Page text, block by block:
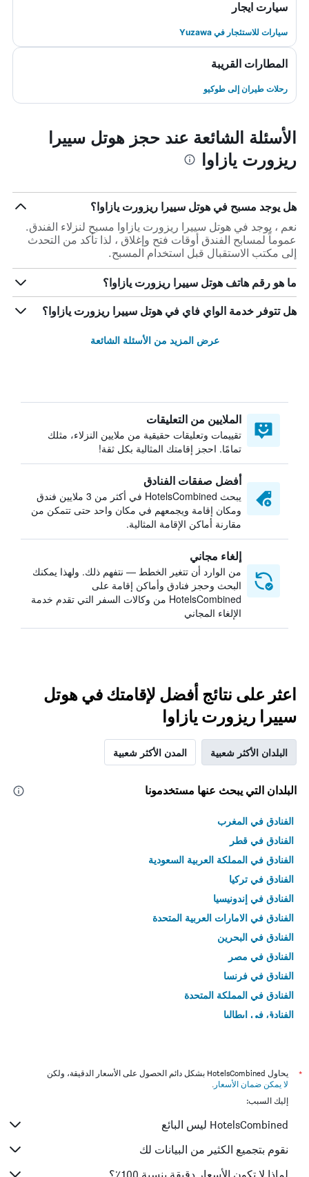
سيارت ايجار
سيارات للاستئجار في Yuzawa
المطارات القريبة
رحلات طيران إلى طوكيو
الأسئلة الشائعة عند حجز هوتل سييرا
ريزورت يازاوا
هل يوجد مسبح في هوتل سييرا ريزورت يازاوا؟
نعم ، يوجد في هوتل سييرا ريزورت يازاوا مسبح لنزلاء الفندق.
عموماً لمسابح الفندق أوقات فتح وإغلاق ، لذا تأكد من التحدث
إلى مكتب الاستقبال قبل استخدام المسبح.
ما هو رقم هاتف هوتل سييرا ريزورت يازاوا؟
هل تتوفر خدمة الواي فاي في هوتل سييرا ريزورت يازاوا؟
عرض المزيد من الأسئلة الشائعة
الملايين من التعليقات
تقييمات وتعليقات حقيقية من ملايين النزلاء، مثلك
تمامًا. احجز إقامتك المثالية بكل ثقة!
أفضل صفقات الفنادق
يبحث HotelsCombined في أكثر من 3 ملايين فندق
ومكان إقامة ويجمعهم في مكان واحد حتى تتمكن من
مقارنة أماكن الإقامة المثالية.
إلغاء مجاني
من الوارد أن تتغير الخطط — نتفهم ذلك. ولهذا يمكنك
البحث وحجز فنادق وأماكن إقامة على
HotelsCombined من وكالات السفر التي تقدم خدمة
الإلغاء المجاني
اعثر على نتائج أفضل لإقامتك في هوتل
سييرا ريزورت يازاوا
البلدان الأكثر شعبية المدن الأكثر شعبية
البلدان التي يبحث عنها مستخدمونا
الفنادق في المغرب
الفنادق في قطر
الفنادق في المملكة العربية السعودية
الفنادق في تركيا
الفنادق في إندونيسيا
الفنادق في الامارات العربية المتحدة
الفنادق في البحرين
الفنادق في مصر
الفنادق في فرنسا
الفنادق في المملكة المتحدة
الفنادق في إيطاليا
*
يحاول HotelsCombined بشكل دائم الحصول على الأسعار الدقيقة، ولكن
لا يمكن ضمان الأسعار .
إليك السبب:
HotelsCombined ليس البائع
نقوم بتجميع الكثير من البيانات لك
لماذا لا تكون الأسعار دقيقة بنسبة 100٪؟